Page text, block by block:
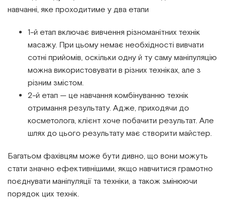
навчанні, яке проходитиме у два етапи
1-й етап включає вивчення різноманітних технік
масажу. При цьому немає необхідності вивчати
сотні прийомів, оскільки одну й ту саму маніпуляцію
можна використовувати в різних техніках, але з
різним змістом.
2-й етап — це навчання комбінуванню технік
отримання результату. Адже, приходячи до
косметолога, клієнт хоче побачити результат. Але
шлях до цього результату має створити майстер.
Багатьом фахівцям може бути дивно, що вони можуть
стати значно ефективнішими, якщо навчитися грамотно
поєднувати маніпуляції та техніки, а також змінюючи
порядок цих технік.